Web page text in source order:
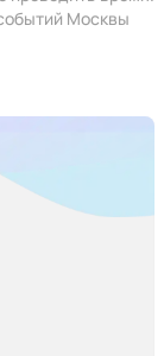
Москвы